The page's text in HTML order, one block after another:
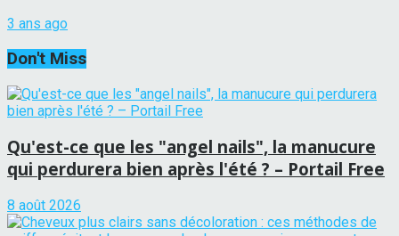
3 ans ago
Don't Miss
Qu'est-ce que les "angel nails", la manucure
qui perdurera bien après l'été ? – Portail Free
8 août 2026